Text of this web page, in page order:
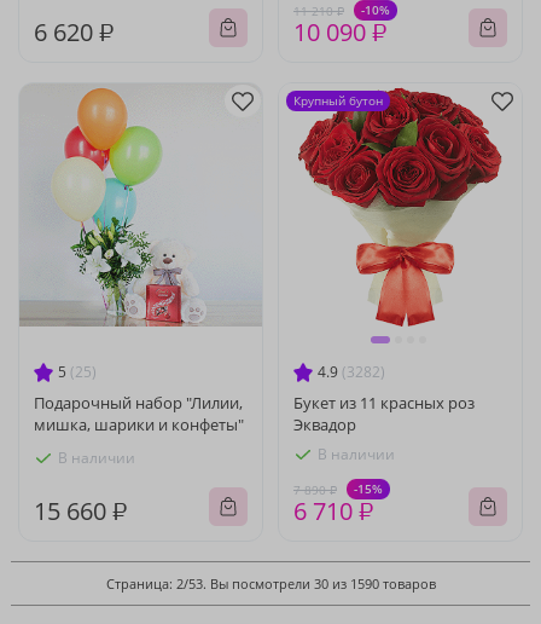
6 620 ₽
11 210 ₽ -10%
10 090 ₽
5 (25)
Подарочный набор "Лилии,
мишка, шарики и конфеты"
В наличии
15 660 ₽
4.9 (3282)
Букет из 11 красных роз
Эквадор
В наличии
7 890 ₽ -15%
6 710 ₽
Крупный бутон
Страница: 2/53. Вы посмотрели 30 из 1590 товаров